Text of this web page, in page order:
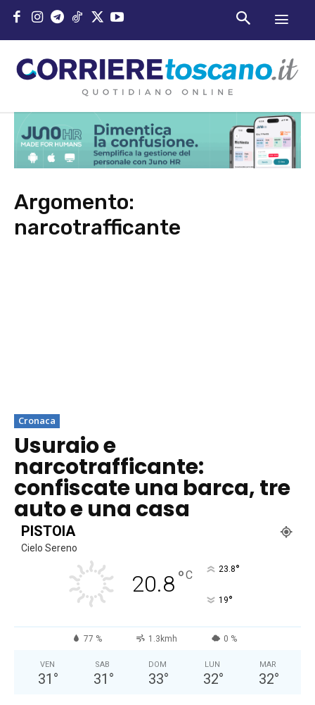
Argomento:
narcotrafficante
Cronaca
Usuraio e
narcotrafficante:
confiscate una barca, tre
auto e una casa
PISTOIA
Cielo Sereno
20.8°C 23.8°
19°
77 % 1.3kmh 0 %
VEN
31 °
SAB
31 °
DOM
33°
LUN
32°
MAR
32°